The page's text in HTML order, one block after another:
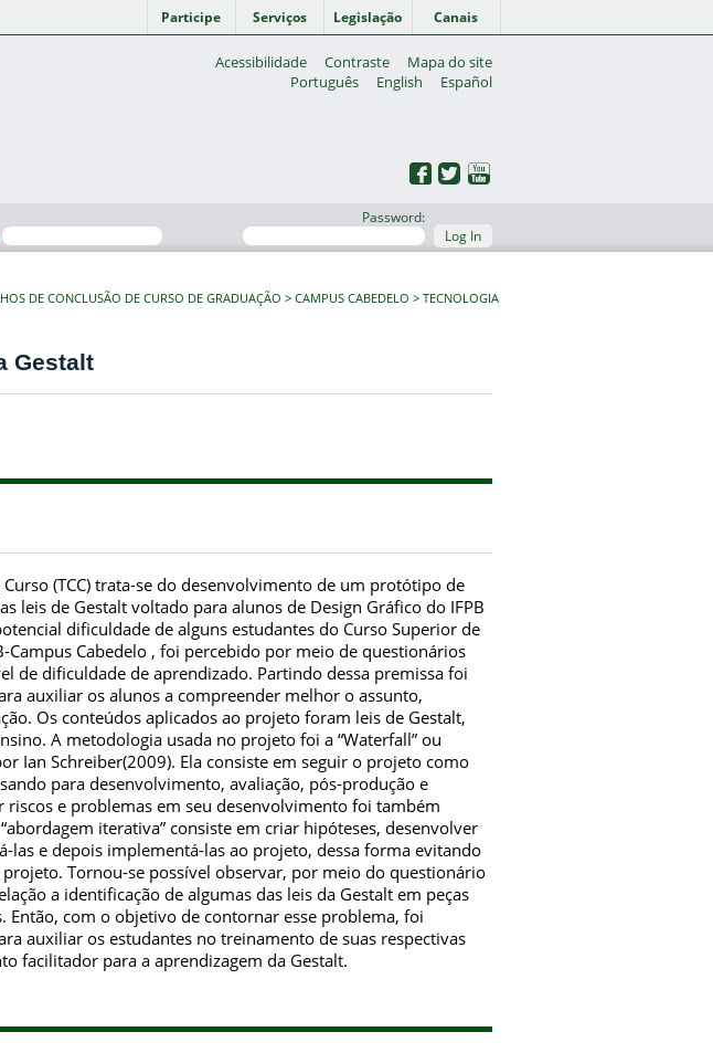
Participe Serviços Legislação Canais
Acessibilidade Contraste
Mapa do site
Português
English Español
Password:
Log In
DE CONCLUSÃO DE CURSO DE GRADUAÇÃO CAMPUS CABEDELO
TECNOLOGIA
Gestalt
(TCC) trata-se do desenvolvimento de um protótipo de
leis de Gestalt voltado para alunos de Design Gráfico do IFPB
dificuldade de alguns estudantes do Curso Superior de
Campus Cabedelo , foi percebido por meio de questionários
de dificuldade de aprendizado. Partindo dessa premissa foi
auxiliar os alunos a compreender melhor o assunto,
Os conteúdos aplicados ao projeto foram leis de Gestalt,
A metodologia usada no projeto foi a “Waterfall” ou
Ian Schreiber(2009). Ela consiste em seguir o projeto como
para desenvolvimento, avaliação, pós-produção e
e problemas em seu desenvolvimento foi também
iterativa” consiste em criar hipóteses, desenvolver
las e depois implementá-las ao projeto, dessa forma evitando
Tornou-se possível observar, por meio do questionário
a identificação de algumas das leis da Gestalt em peças
Então, com o objetivo de contornar esse problema, foi
auxiliar os estudantes no treinamento de suas respectivas
facilitador para a aprendizagem da Gestalt.